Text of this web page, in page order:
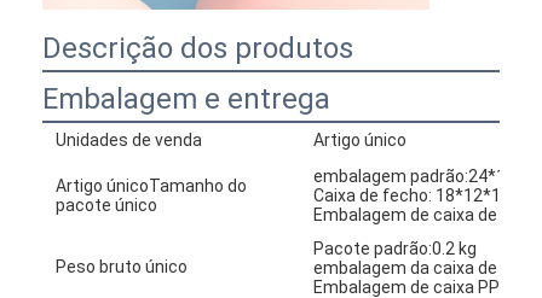
Descrição dos produtos
Embalagem e entrega
Unidades de venda Artigo único
Artigo únicoTamanho do
pacote único
embalagem padrão:24*17,5
Caixa de fecho: 18*12*10cm
Embalagem de caixa de PP:
Peso bruto único
Pacote padrão:0.2 kg
embalagem da caixa de
Embalagem de caixa PP:00,3